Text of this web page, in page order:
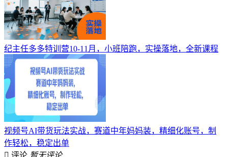
纪主任多多特训营10-11月，小班陪跑，实操落地，全新课程
视频号AI带货玩法实战，赛道中年妈妈装，精细化账号，制
作轻松，稳定出单